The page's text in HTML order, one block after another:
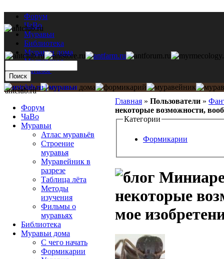
Форум
ЧаВо
Муравьи
Библиотека
Муравьи дома
Мастерская
Каталог
Главная » Пользователи »
некоторые возможности,
Категории
Формикарии
некоторые
мое
antclub.ru
Форум
ЧаВо
Муравьи
Атлас муравьёв
Строение
муравья
Муравейник в
разрезе
Таблица лёта
Методы
изучения
Фильмы о
муравьях
Библиотека
Муравьи дома
С чего начать
Формикарии